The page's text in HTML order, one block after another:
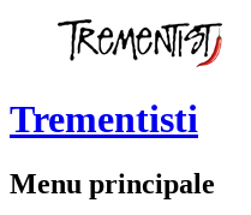
Trementisti
Menu principale